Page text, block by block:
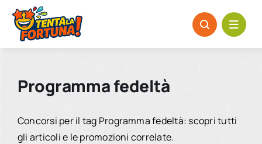
Salta
contenuto
Programma fedeltà
Concorsi per il tag Programma fedeltà: scopri tutti
gli articoli e le promozioni correlate.